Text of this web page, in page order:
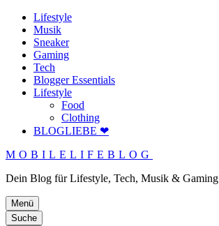
Lifestyle
Musik
Sneaker
Gaming
Tech
Blogger Essentials
Lifestyle
Food
Clothing
BLOGLIEBE ❤
MOBILELIFEBLOG
Dein Blog für Lifestyle, Tech, Musik & Gaming
Menü
Suche